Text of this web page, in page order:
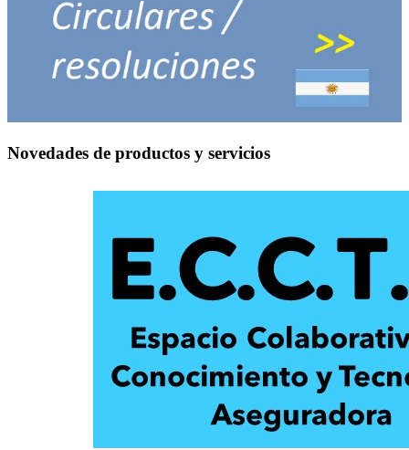
Novedades de productos y servicios